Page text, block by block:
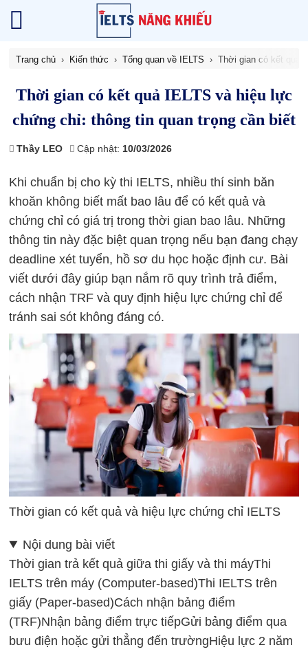
Trang chủ Kiến thức Tổng quan về IELTS Thời gian có kết quả
Thời gian có kết quả IELTS và hiệu lực
chứng chỉ: thông tin quan trọng cần biết
Thầy LEO Cập nhật: 10/03/2026
Khi chuẩn bị cho kỳ thi IELTS, nhiều thí sinh băn
khoăn không biết mất bao lâu để có kết quả và
chứng chỉ có giá trị trong thời gian bao lâu. Những
thông tin này đặc biệt quan trọng nếu bạn đang chạy
deadline xét tuyển, hồ sơ du học hoặc định cư. Bài
viết dưới đây giúp bạn nắm rõ quy trình trả điểm,
cách nhận TRF và quy định hiệu lực chứng chỉ để
tránh sai sót không đáng có.
Thời gian có kết quả và hiệu lực chứng chỉ IELTS
Nội dung bài viết
Thời gian trả kết quả giữa thi giấy và thi máyThi
IELTS trên máy (Computer-based)Thi IELTS trên
giấy (Paper-based)Cách nhận bảng điểm
(TRF)Nhận bảng điểm trực tiếpGửi bảng điểm qua
bưu điện hoặc gửi thẳng đến trườngHiệu lực 2 năm